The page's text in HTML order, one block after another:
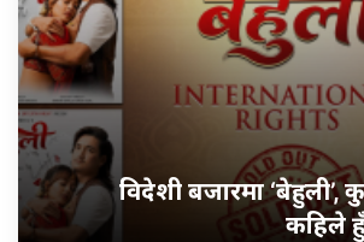
विदेशी बजारमा
कहिले